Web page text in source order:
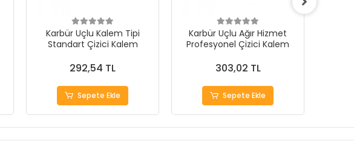
Karbür Uçlu Kalem Tipi
Standart Çizici Kalem
292,54 TL
Sepete Ekle
Karbür Uçlu Ağır Hizmet
Profesyonel Çizici Kalem
303,02 TL
Sepete Ekle